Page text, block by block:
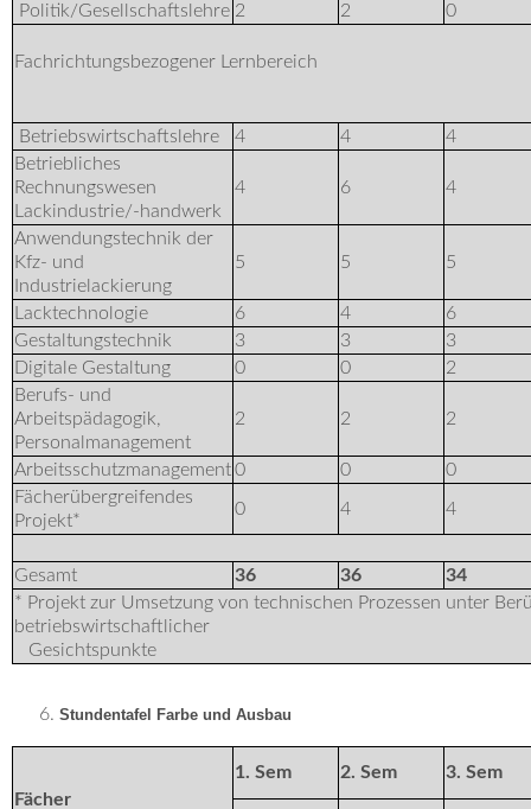
Politik/Gesellschaftslehre 2 2 0
Fachrichtungsbezogener Lernbereich
Betriebswirtschaftslehre 4 4
4
Betriebliches
Rechnungswesen
Lackindustrie/-handwerk
4 6 4
Anwendungstechnik der
Kfz- und
Industrielackierung
5 5 5
Lacktechnologie 6 4
6
Gestaltungstechnik
3 3
3
Digitale Gestaltung
0 0
2
Berufs- und
Arbeitspädagogik,
Personalmanagement
2 2 2
Arbeitsschutzmanagement0 0
0
Fächerübergreifendes
Projekt*
0 4 4
Gesamt 36 36
34
* Projekt zur Umsetzung von technischen Prozessen unter
betriebswirtschaftlicher
Gesichtspunkte
Stundentafel Farbe und Ausbau
Fächer
1. Sem 2. Sem 3. Sem